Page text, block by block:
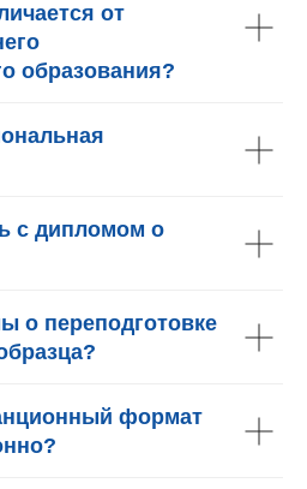
от
образования?
с дипломом о
о переподготовке
формат